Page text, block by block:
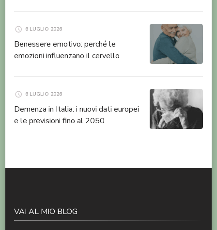
6 LUGLIO 2026
Benessere emotivo: perché le
emozioni influenzano il cervello
6 LUGLIO 2026
Demenza in Italia: i nuovi dati europei
e le previsioni fino al 2050
VAI AL MIO BLOG